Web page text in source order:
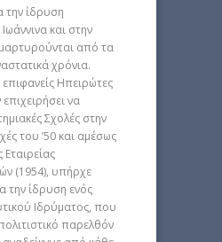
την ίδρυση
και στην
από τα
χρόνια.
Ηπειρώτες
να
Σχολές στην
του ’50 και αμέσως
(1954), υπήρχε
την ίδρυση ενός
Ιδρύματος, που
παρελθόν